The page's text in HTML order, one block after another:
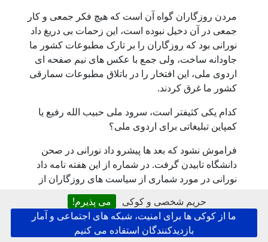
حریم شخصی و کوکی
می پذیرم!
ما از کوکی ها برای امنیت، شبکه های اجتماعی و آمار
بازدیدکنندگان استفاده می کنیم
مردن روزگاران گواه آن است که هیچ فکر جمعی و کار
جمعی در آن دخیل نبوده است، این زحمات بی دریغ داد
نورانی بود که روزگاران را بر تارک مطبوعات کشور ما
جاودانه ساخت، ولی جمع با عکس های نیم صفحه ای
اردوی ملی، این افتخار را در باتلاق مطبوعات سمارقی
کشور ما غرق کردند.
کدام یکی کثیفتر است، سرود ملی حبیب الله رفیع یا
کمپاین تبلیغاتی برای اردوی ملی؟
فراموش نشود که بعد ها پیشرو داد نورانی در صحن
دانشگاه تابیدن گرفت. در شماره از این هفته نامه داد
نورانی در مورد شماری از سیاست های روزگاران از
قبیل کمپاین برای کرزی، رفتن به مجمع ملی و غیره
انتقاد کرده بود و آنرا خبط سیاسی خوانده بود. نتیجه
اینست که ابتکارات جمعی را کمپاین برای کرزی، رفتن
به مجمع ملی، مصاحبه ها با دولتمردان، نشر سرود